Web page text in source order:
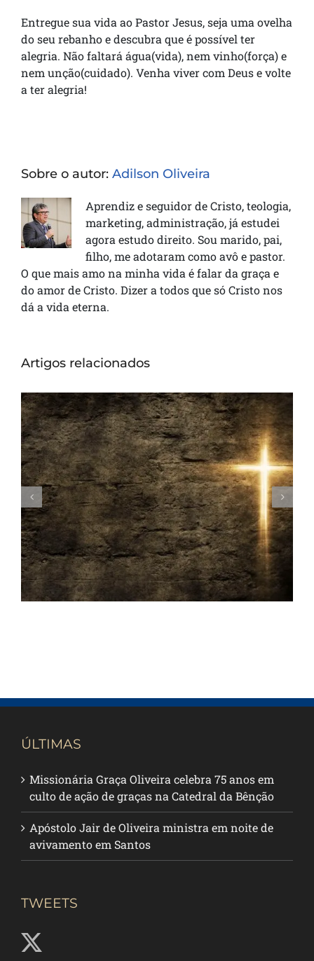
Entregue sua vida ao Pastor Jesus, seja uma ovelha
do seu rebanho e descubra que é possível ter
alegria. Não faltará água(vida), nem vinho(força) e
nem unção(cuidado). Venha viver com Deus e volte
a ter alegria!
Sobre o autor: Adilson Oliveira
Aprendiz e seguidor de Cristo, teologia,
marketing, administração, já estudei
agora estudo direito. Sou marido, pai,
filho, me adotaram como avô e pastor.
O que mais amo na minha vida é falar da graça e
do amor de Cristo. Dizer a todos que só Cristo nos
dá a vida eterna.
Artigos relacionados
A gratidão e o sacrifício de Jesus
ÚLTIMAS
Missionária Graça Oliveira celebra 75 anos em
culto de ação de graças na Catedral da Bênção
Apóstolo Jair de Oliveira ministra em noite de
avivamento em Santos
TWEETS